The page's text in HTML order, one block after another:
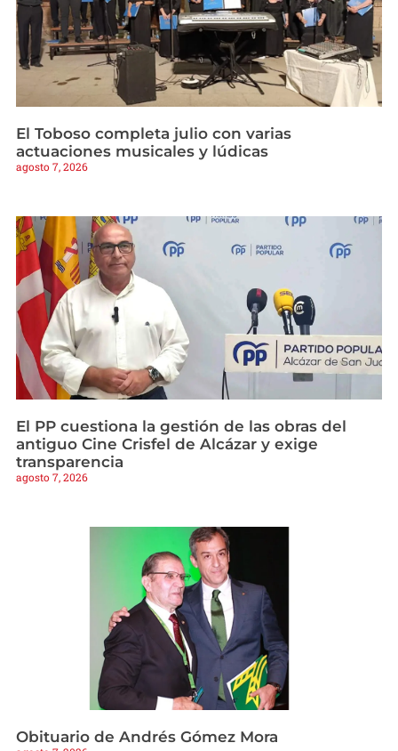
El Toboso completa julio con varias
actuaciones musicales y lúdicas
agosto 7, 2026
El PP cuestiona la gestión de las obras del
antiguo Cine Crisfel de Alcázar y exige
transparencia
agosto 7, 2026
Obituario de Andrés Gómez Mora